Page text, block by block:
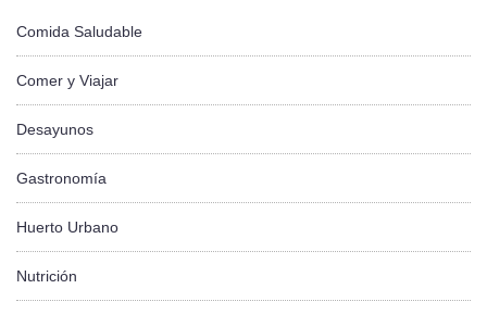
Comida Saludable
Comer y Viajar
Desayunos
Gastronomía
Huerto Urbano
Nutrición